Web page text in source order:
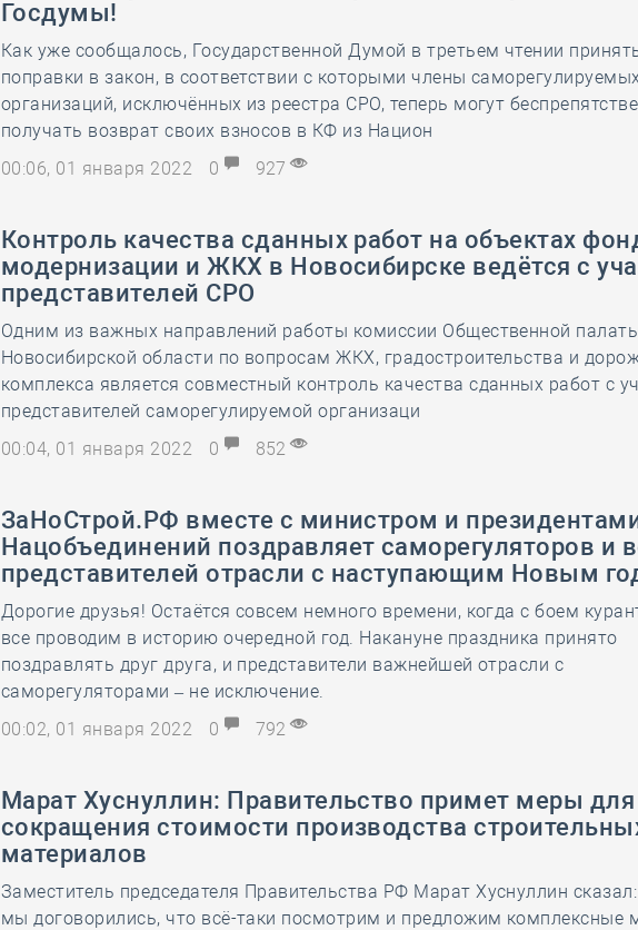
Госдумы!
Как уже сообщалось, Государственной Думой в третьем чтении
поправки в закон, в соответствии с которыми члены саморегулируемых
организаций, исключённых из реестра СРО, теперь могут
получать возврат своих взносов в КФ из Национ
00:06, 01 января 2022
0 927
Контроль качества сданных работ на объектах
модернизации и ЖКХ в Новосибирске ведётся с
представителей СРО
Одним из важных направлений работы комиссии Общественной
Новосибирской области по вопросам ЖКХ, градостроительства и
комплекса является совместный контроль качества сданных работ с
представителей саморегулируемой организаци
00:04, 01 января 2022
0 852
ЗаНоСтрой.РФ вместе с министром и
Нацобъединений поздравляет саморегуляторов и
представителей отрасли с наступающим Новым
Дорогие друзья! Остаётся совсем немного времени, когда с боем
все проводим в историю очередной год. Накануне праздника принято
поздравлять друг друга, и представители важнейшей отрасли с
саморегуляторами – не исключение.
00:02, 01 января 2022
0 792
Марат Хуснуллин: Правительство примет меры для
сокращения стоимости производства
материалов
Заместитель председателя Правительства РФ Марат Хуснуллин
мы договорились, что всё-таки посмотрим и предложим комплексные